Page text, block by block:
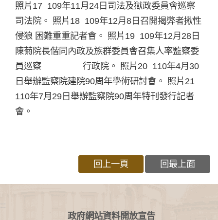
照片17 109年11月24日司法及獄政委員會巡察
司法院。 照片18 109年12月8日召開揭弊者揪性
侵狼 困難重重記者會。 照片19 109年12月28日
陳菊院長偕同內政及族群委員會召集人率監察委
員巡察 行政院。 照片20 110年4月30
日舉辦監察院建院90周年學術研討會。 照片21
110年7月29日舉辦監察院90周年特刊發行記者
會。
回上一頁 回最上面
:::
政府網站資料開放宣告